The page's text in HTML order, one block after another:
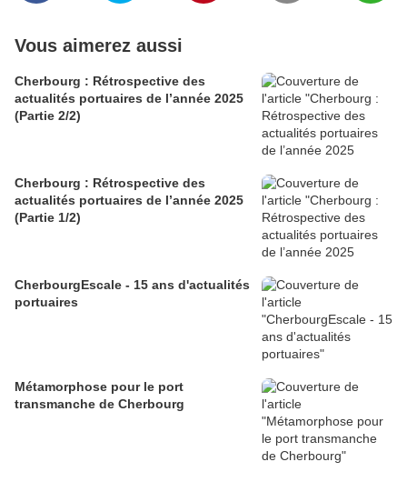
Vous aimerez aussi
Cherbourg : Rétrospective des
actualités portuaires de l’année 2025
(Partie 2/2)
Cherbourg : Rétrospective des
actualités portuaires de l’année 2025
(Partie 1/2)
CherbourgEscale - 15 ans d'actualités
portuaires
Métamorphose pour le port
transmanche de Cherbourg